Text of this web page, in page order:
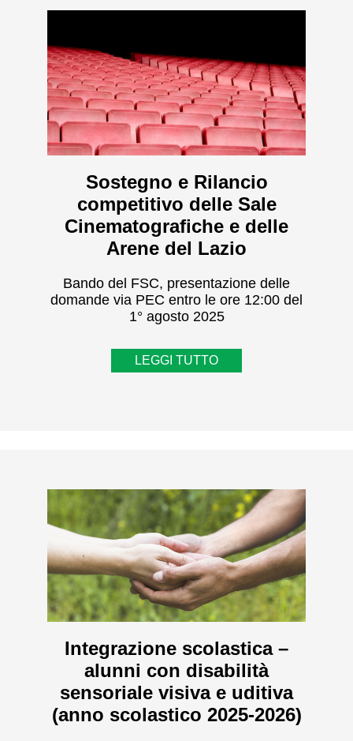
Sostegno e Rilancio
competitivo delle Sale
Cinematografiche e delle
Arene del Lazio
Bando del FSC, presentazione delle
domande via PEC entro le ore 12:00 del
1° agosto 2025
LEGGI TUTTO
Integrazione scolastica –
alunni con disabilità
sensoriale visiva e uditiva
(anno scolastico 2025-2026)